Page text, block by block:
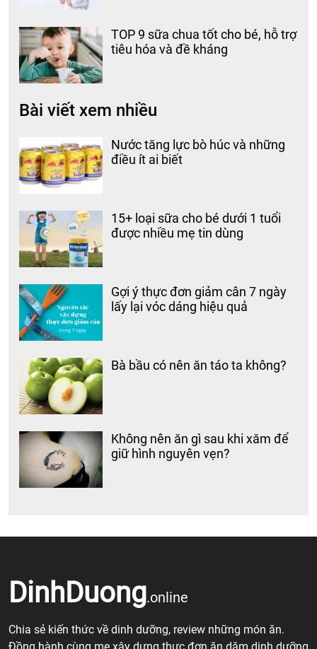
TOP 9 sữa chua tốt cho bé, hỗ trợ
tiêu hóa và đề kháng
Bài viết xem nhiều
Nước tăng lực bò húc và những
điều ít ai biết
15+ loại sữa cho bé dưới 1 tuổi
được nhiều mẹ tin dùng
Gợi ý thực đơn giảm cân 7 ngày
lấy lại vóc dáng hiệu quả
Bà bầu có nên ăn táo ta không?
Không nên ăn gì sau khi xăm để
giữ hình nguyên vẹn?
DinhDuong.online
Chia sẻ kiến thức về dinh dưỡng, review những món ăn.